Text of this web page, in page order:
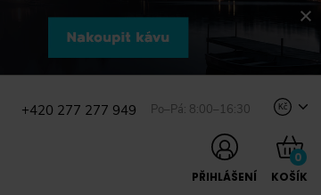
+420 277 277 949 Po–Pá: 8:00–16:30 Kč
PŘIHLÁŠENÍ
0
KOŠÍK